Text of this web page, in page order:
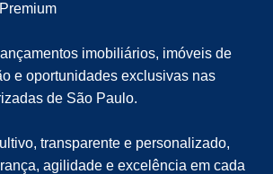
imobiliários, imóveis de
e oportunidades exclusivas nas
de São Paulo.
transparente e personalizado,
agilidade e excelência em cada